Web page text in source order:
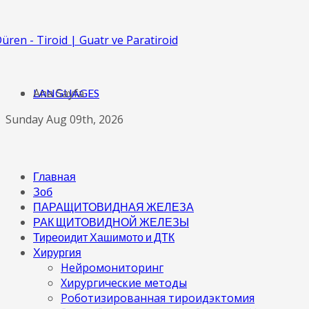
LANGUAGES
Главная
Зоб
ПАРАЩИТОВИДНАЯ ЖЕЛЕЗА
РАК ЩИТОВИДНОЙ ЖЕЛЕЗЫ
Тиреоидит Хашимото и ДТК
Хирургия
Нейромониторинг
Хирургические методы
Роботизированная тироидэктомия
Ana Sayfa
Sunday Aug 09th, 2026